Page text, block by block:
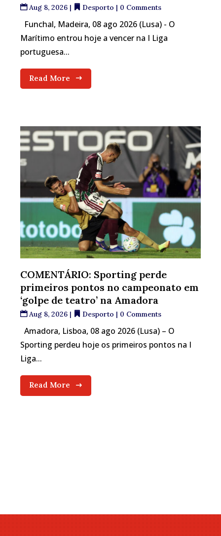
Aug 8, 2026 | Desporto | 0 Comments
Funchal, Madeira, 08 ago 2026 (Lusa) - O
Marítimo entrou hoje a vencer na I Liga
portuguesa...
Read More
COMENTÁRIO: Sporting perde
primeiros pontos no campeonato em
‘golpe de teatro’ na Amadora
Aug 8, 2026 | Desporto | 0 Comments
Amadora, Lisboa, 08 ago 2026 (Lusa) – O
Sporting perdeu hoje os primeiros pontos na I
Liga...
Read More